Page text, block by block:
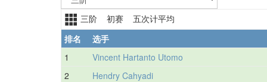
三阶 初赛 五次计平均
排名
选手
1
Vincent Hartanto Utomo
2
Hendry Cahyadi